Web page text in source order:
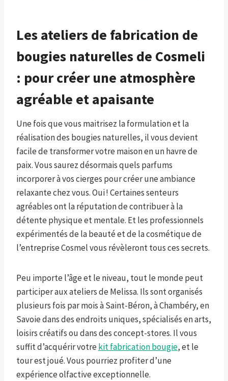
Les ateliers de fabrication de
bougies naturelles de Cosmeli
: pour créer une atmosphère
agréable et apaisante
Une fois que vous maitrisez la formulation et la
réalisation des bougies naturelles, il vous devient
facile de transformer votre maison en un havre de
paix. Vous saurez désormais quels parfums
incorporer à vos cierges pour créer une ambiance
relaxante chez vous. Oui ! Certaines senteurs
agréables ont la réputation de contribuer à la
détente physique et mentale. Et les professionnels
expérimentés de la beauté et de la cosmétique de
l’entreprise Cosmel vous révèleront tous ces secrets.
Peu importe l’âge et le niveau, tout le monde peut
participer aux ateliers de Melissa. Ils sont organisés
plusieurs fois par mois à Saint-Béron, à Chambéry, en
Savoie dans des endroits uniques, spécialisés en arts,
loisirs créatifs ou dans des concept-stores. Il vous
suffit d’acquérir votre kit fabrication bougie, et le
tour est joué. Vous pourriez profiter d’une
expérience olfactive exceptionnelle.